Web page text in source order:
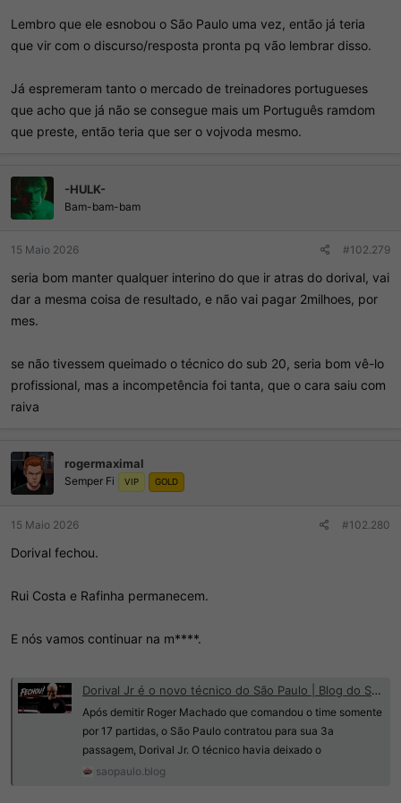
Lembro que ele esnobou o São Paulo uma vez, então já teria
que vir com o discurso/resposta pronta pq vão lembrar disso.
Já espremeram tanto o mercado de treinadores portugueses
que acho que já não se consegue mais um Português ramdom
que preste, então teria que ser o vojvoda mesmo.
-HULK-
Bam-bam-bam
15 Maio 2026 #102.279
seria bom manter qualquer interino do que ir atras do dorival, vai
dar a mesma coisa de resultado, e não vai pagar 2milhoes, por
mes.
se não tivessem queimado o técnico do sub 20, seria bom vê-lo
profissional, mas a incompetência foi tanta, que o cara saiu com
raiva
rogermaximal
Semper Fi VIP GOLD
15 Maio 2026 #102.280
Dorival fechou.
Rui Costa e Rafinha permanecem.
E nós vamos continuar na m****.
Dorival Jr é o novo técnico do São Paulo | Blog do São Paulo
Após demitir Roger Machado que comandou o time somente
por 17 partidas, o São Paulo contratou para sua 3a
passagem, Dorival Jr. O técnico havia deixado o
saopaulo.blog